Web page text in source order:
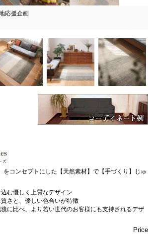
応援企画
をコンセプトにした【天然素材】で【手づくり】じゅ
む優しく上質なデザイン
質さと、優しい色合いが特徴
毯に比べ、より若い世代のお客様にも支持されるデザ
Price